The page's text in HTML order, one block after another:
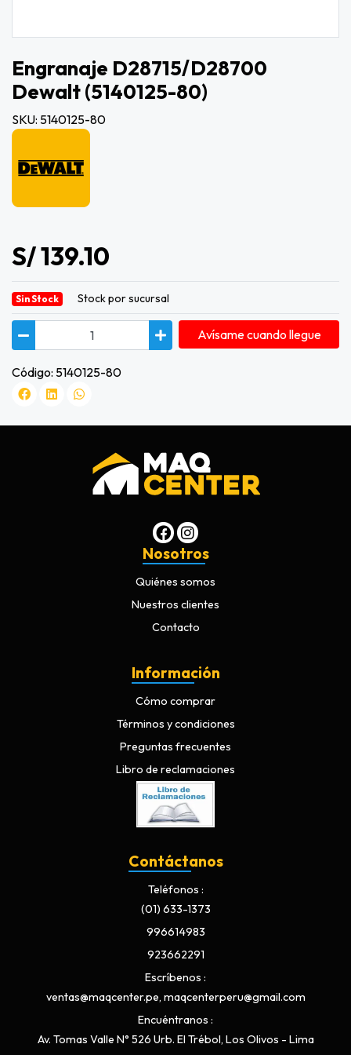
Engranaje D28715/d28700
Dewalt (5140125-80)
SKU: 5140125-80
S/ 139.10
Sin Stock Stock por sucursal
Avísame cuando llegue
Código: 5140125-80
Nosotros
Quiénes somos
Nuestros clientes
Contacto
Información
Cómo comprar
Términos y condiciones
Preguntas frecuentes
Libro de reclamaciones
Contáctanos
Teléfonos
(01) 633-1373
996614983
923662291
Escríbenos
ventas@maqcenter.pe, maqcenterperu@gmail.com
Encuéntranos
Av. Tomas Valle N° 526 Urb. El Trébol, Los Olivos - Lima